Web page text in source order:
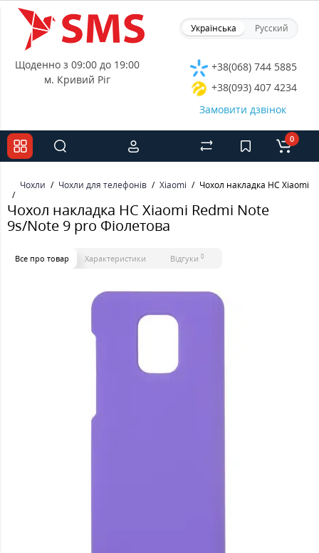
Українська Русский
Щоденно з 09:00 до 19:00
м. Кривий Ріг
+38(068) 744 5885
+38(093) 407 4234
Замовити дзвінок
0
Чохли Чохли для телефонів Xiaomi Чохол накладка HC Xiaomi
Чохол накладка HC Xiaomi Redmi Note
9s/Note 9 pro Фіолетова
Все про товар Характеристики Відгуки 0